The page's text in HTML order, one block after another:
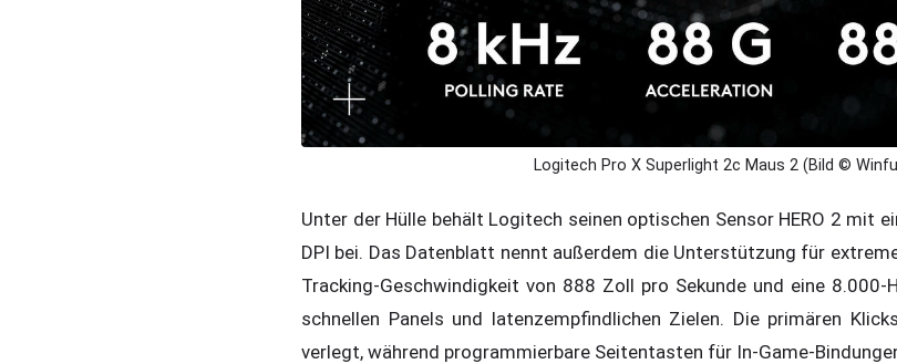
Logitech Pro X Superlight 2c Maus 2 (Bild ©
Unter der Hülle behält Logitech seinen optischen Sensor HERO 2 mit
DPI bei. Das Datenblatt nennt außerdem die Unterstützung für
Tracking-Geschwindigkeit von 888 Zoll pro Sekunde und eine
schnellen Panels und latenzempfindlichen Zielen. Die primären
verlegt, während programmierbare Seitentasten für In-Game-